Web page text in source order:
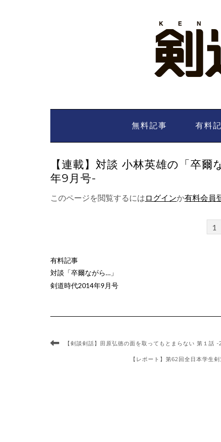
無料記事 有料
【連載】対談 小林英雄の「卒
年9月号-
このページを閲覧するには ログインか有料会員
1
有料記事
対談「卒爾ながら…」
剣道時代2014年9月号
【剣談剣話】田原弘徳の面を取ってもとまらない 第１話
【レポート】第62回全日本学生